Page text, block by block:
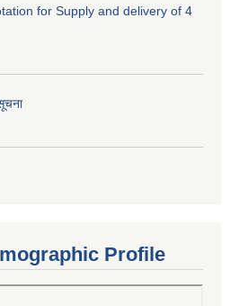
for Supply and delivery of 4
Profile